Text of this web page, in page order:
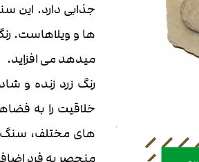
جذابی دارد.
ها و ویلاهاست.
میدهد می افزاید.
رنگ زرد زنده و
خلاقیت را به
های مختلف، سنگ
منحصر به فرد